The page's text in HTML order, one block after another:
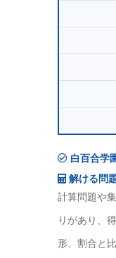
白百合学
解ける問
計算問題や
りがあり、
形、割合と